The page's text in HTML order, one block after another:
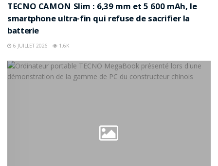
TECNO CAMON Slim : 6,39 mm et 5 600 mAh, le
smartphone ultra-fin qui refuse de sacrifier la
batterie
6 JUILLET 2026 1.6K